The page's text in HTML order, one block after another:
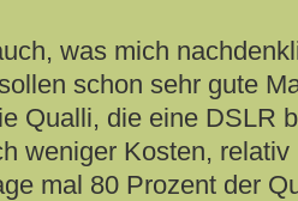
was mich
schon sehr gute
Qualli, die eine DSLR
weniger Kosten, relativ
mal 80 Prozent der